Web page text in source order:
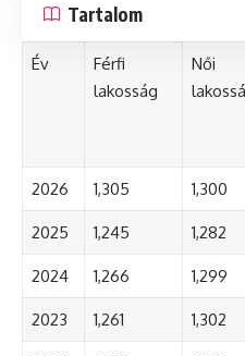
Tartalom
Év
Férfi
lakosság
Női
2026 1,305 1,300
2025 1,245 1,282
2024 1,266 1,299
2023 1,261 1,302